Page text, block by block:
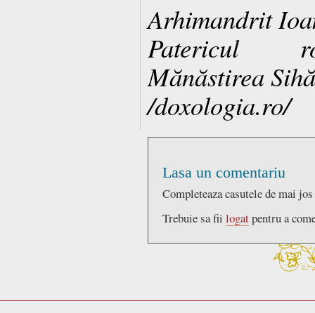
Arhimandrit
Patericul
Mănăstirea
/doxologia.ro/
Lasa un comentariu
Completeaza casutele de mai
Trebuie sa fii logatpentru a